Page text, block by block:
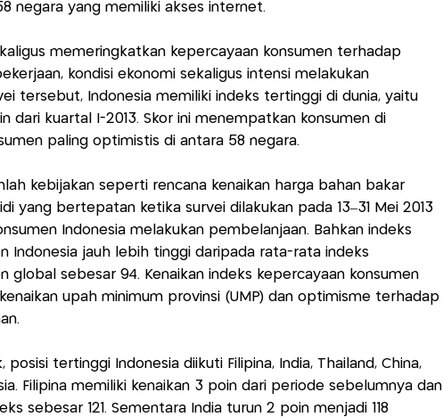
negara yang memiliki akses internet.
memeringkatkan kepercayaan konsumen terhadap
kondisi ekonomi sekaligus intensi melakukan
tersebut, Indonesia memiliki indeks tertinggi di dunia, yaitu
dari kuartal I-2013. Skor ini menempatkan konsumen di
paling optimistis di antara 58 negara.
kebijakan seperti rencana kenaikan harga bahan bakar
yang bertepatan ketika survei dilakukan pada 13–31 Mei 2013
Indonesia melakukan pembelanjaan. Bahkan indeks
Indonesia jauh lebih tinggi daripada rata-rata indeks
global sebesar 94. Kenaikan indeks kepercayaan konsumen
upah minimum provinsi (UMP) dan optimisme terhadap
posisi tertinggi Indonesia diikuti Filipina, India, Thailand, China,
Filipina memiliki kenaikan 3 poin dari periode sebelumnya dan
sebesar 121. Sementara India turun 2 poin menjadi 118